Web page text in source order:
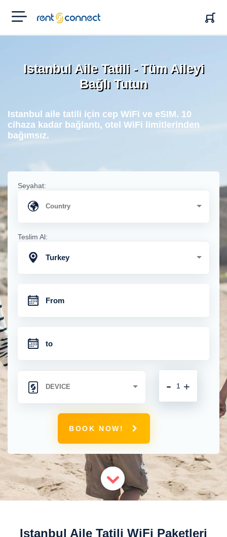
RENT'N
CONNECT
Istanbul Aile Tatili - Tüm Aileyi
Bağlı Tutun
Istanbul aile tatili için cep WiFi ve eSIM. 10
cihaza kadar bağlantı, otel WiFi limitlerinden
bağımsız.
Seyahat:
Teslim Al:
Turkey
+
-
BOOK NOW!
Istanbul Aile Tatili WiFi Paketleri